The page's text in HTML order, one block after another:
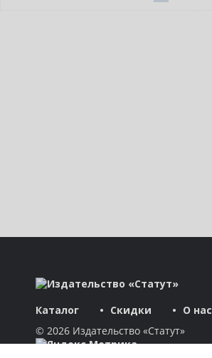
Каталог Скидки О нас
© 2026 Издательство «Статут»